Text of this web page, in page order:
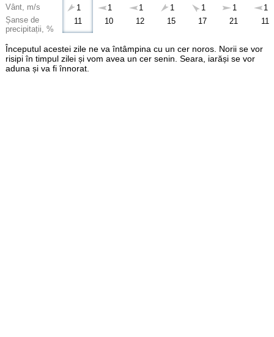
Vânt, m/s
Șanse de
precipitații, %
1
11
1
10
1
12
1
15
1
17
1
21
1
11
Începutul acestei zile ne va întâmpina cu un cer noros. Norii se vor
risipi în timpul zilei și vom avea un cer senin. Seara, iarăși se vor
aduna și va fi înnorat.